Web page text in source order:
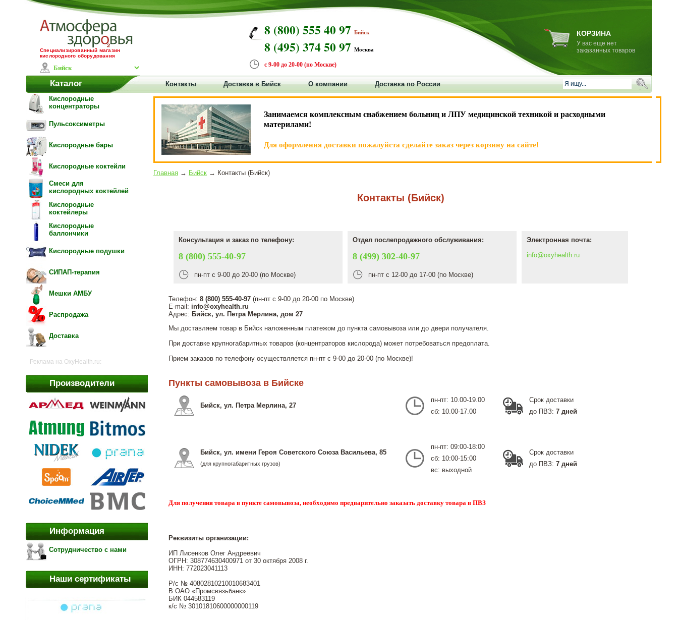
Специализированный магазин
кислородного оборудования
8 (800) 555 40 97 Бийск
8 (495) 374 50 97 Москва
с 9-00 до 20-00 (по Москве)
КОРЗИНА
У вас еще нет
заказанных товаров
Каталог Контакты Доставка в Бийск О компании
Доставка по России
Кислородные
концентраторы
Пульсоксиметры
Кислородные бары
Кислородные коктейли
Смеси для
кислородных коктейлей
Кислородные
коктейлеры
Кислородные
баллончики
Кислородные подушки
СИПАП-терапия
Мешки АМБУ
Распродажа
Доставка
Реклама на OxyHealth.ru:
Производители
Информация
Сотрудничество с нами
Наши сертификаты
Занимаемся комплексным снабжением больниц и ЛПУ медицинской техникой и расходными
материлами!
Для оформления доставки пожалуйста сделайте заказ через корзину на сайте!
Главная → Бийск → Контакты (Бийск)
Контакты (Бийск)
Консультация и заказ по телефону:
8 (800) 555-40-97
пн-пт с 9-00 до 20-00 (по Москве)
Отдел послепродажного обслуживания:
8 (499) 302-40-97
пн-пт с 12-00 до 17-00 (по Москве)
Электронная почта:
info@oxyhealth.ru
Телефон: 8 (800) 555-40-97 (пн-пт с 9-00 до 20-00 по Москве)
E-mail: info@oxyhealth.ru
Адрес: Бийск, ул. Петра Мерлина, дом 27
Мы доставляем товар в Бийск наложенным платежом до пункта самовывоза или до двери получателя.
При доставке крупногабаритных товаров (концентраторов кислорода) может потребоваться предоплата.
Прием заказов по телефону осуществляется пн-пт с 9-00 до 20-00 (по Москве)!
Пункты самовывоза в Бийске
Бийск, ул. Петра Мерлина, 27
пн-пт: 10.00-19.00
сб: 10.00-17.00
Срок доставки
до ПВЗ: 7 дней
Бийск, ул. имени Героя Советского Союза Васильева, 85
(для крупногабаритных грузов)
пн-пт: 09:00-18:00
сб: 10:00-15:00
вс: выходной
Срок доставки
до ПВЗ: 7 дней
Для получения товара в пункте самовывоза, необходимо предварительно заказать доставку товара в ПВЗ
Реквизиты организации:
ИП Лисенков Олег Андреевич
ОГРН: 308774630400971 от 30 октября 2008 г.
ИНН: 772023041113
Р/с № 40802810210010683401
В ОАО «Промсвязьбанк»
БИК 044583119
к/с № 30101810600000000119